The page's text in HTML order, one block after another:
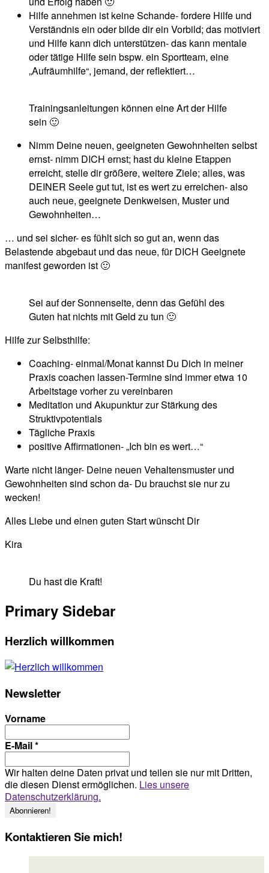
Hilfe annehmen ist keine Schande- fordere Hilfe und
Verständnis ein oder bilde dir ein Vorbild; das motiviert
und Hilfe kann dich unterstützen- das kann mentale
oder tätige Hilfe sein bspw. ein Sportteam, eine
„Aufräumhilfe“, jemand, der reflektiert…
Trainingsanleitungen können eine Art der Hilfe
sein 🙂
Nimm Deine neuen, geeigneten Gewohnheiten selbst
ernst- nimm DICH ernst; hast du kleine Etappen
erreicht, stelle dir größere, weitere Ziele; alles, was
DEINER Seele gut tut, ist es wert zu erreichen- also
auch neue, geeignete Denkweisen, Muster und
Gewohnheiten…
… und sei sicher- es fühlt sich so gut an, wenn das
Belastende abgebaut und das neue, für DICH Geeignete
manifest geworden ist 🙂
Sei auf der Sonnenseite, denn das Gefühl des
Guten hat nichts mit Geld zu tun 🙂
Hilfe zur Selbsthilfe:
Coaching- einmal/Monat kannst Du Dich in meiner
Praxis coachen lassen-Termine sind immer etwa 10
Arbeitstage vorher zu vereinbaren
Meditation und Akupunktur zur Stärkung des
Struktivpotentials
Tägliche Praxis
positive Affirmationen- „Ich bin es wert…“
Warte nicht länger- Deine neuen Vehaltensmuster und
Gewohnheiten sind schon da- Du brauchst sie nur zu
wecken!
Alles Liebe und einen guten Start wünscht Dir
Kira
Du hast die Kraft!
Primary Sidebar
Herzlich willkommen
Newsletter
Vorname
E-Mail*
Wir halten deine Daten privat und teilen sie nur mit Dritten,
die diesen Dienst ermöglichen. Lies unsere
Datenschutzerklärung.
Kontaktieren Sie mich!